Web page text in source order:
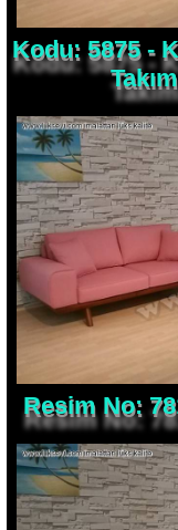
Kodu: 5875 -
Resim No: